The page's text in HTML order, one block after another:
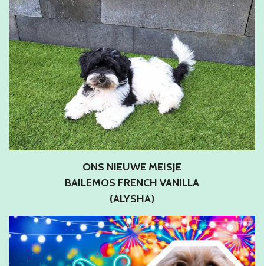
ONS NIEUWE MEISJE
BAILEMOS FRENCH VANILLA
(ALYSHA)